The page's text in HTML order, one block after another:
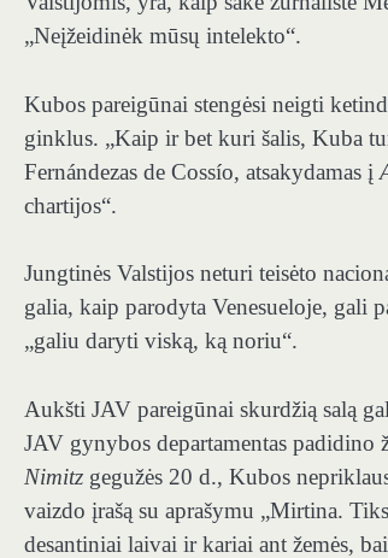
„Neįžeidinėk mūsų intelekto“.
Kubos pareigūnai stengėsi neigti
ginklus. „Kaip ir bet kuri šalis, Kuba
Fernándezas de Cossío, atsakydamas į
chartijos“.
Jungtinės Valstijos neturi teisėto
galia, kaip parodyta Venesueloje, gali
„galiu daryti viską, ką noriu“.
Aukšti JAV pareigūnai skurdžią salą
JAV gynybos departamentas
Nimitz gegužės 20 d., Kubos
vaizdo įrašą su aprašymu „Mirtina.
desantiniai laivai ir kariai ant žemės,